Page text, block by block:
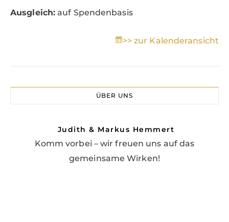
Ausgleich: auf Spendenbasis
>> zur Kalenderansicht
ÜBER UNS
Judith & Markus Hemmert
Komm vorbei – wir freuen uns auf das
gemeinsame Wirken!